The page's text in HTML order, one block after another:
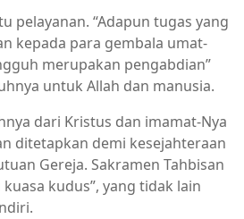
pelayanan. “Adapun tugas yang
kepada para gembala umat-
merupakan pengabdian”
untuk Allah dan manusia.
dari Kristus dan imamat-Nya
ditetapkan demi kesejahteraan
Gereja. Sakramen Tahbisan
kudus”, yang tidak lain